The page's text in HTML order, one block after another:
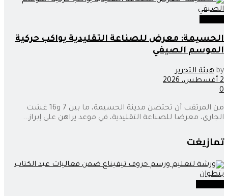
الحسيمة: معرض للصناعة التقليدية يواكب حركية
الموسم الصيفي
by هيئة التحرير
2 أغسطس، 2026
0
من المرتقب أن تحتضن مدينة الحسيمة، ما بين 7 و16 غشت
الجاري، معرضا للصناعة التقليدية، في موعد يراهن على إبراز...
تمازيغت